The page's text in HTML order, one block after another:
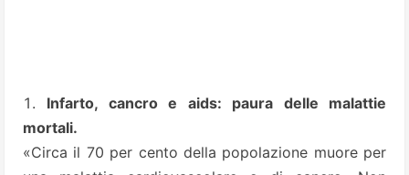
Infarto, cancro e aids: paura delle malattie
mortali.
«Circa il 70 per cento della popolazione muore per